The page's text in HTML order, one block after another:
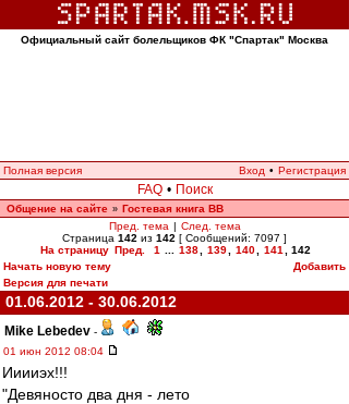
Официальный сайт болельщиков ФК "Спартак" Москва
Полная версия Вход • Регистрация
FAQ • Поиск
Общение на сайте » Гостевая книга ВВ
Пред. тема | След. тема
Страница 142 из 142 [ Сообщений: 7097 ]
На страницу Пред. 1 138 139 140 141
142
Начать новую тему
Добавить
Версия для печати
01.06.2012 - 30.06.2012
Mike Lebedev -
01 июн 2012 08:04
Ииииэх!!!
"Девяносто два дня - лето